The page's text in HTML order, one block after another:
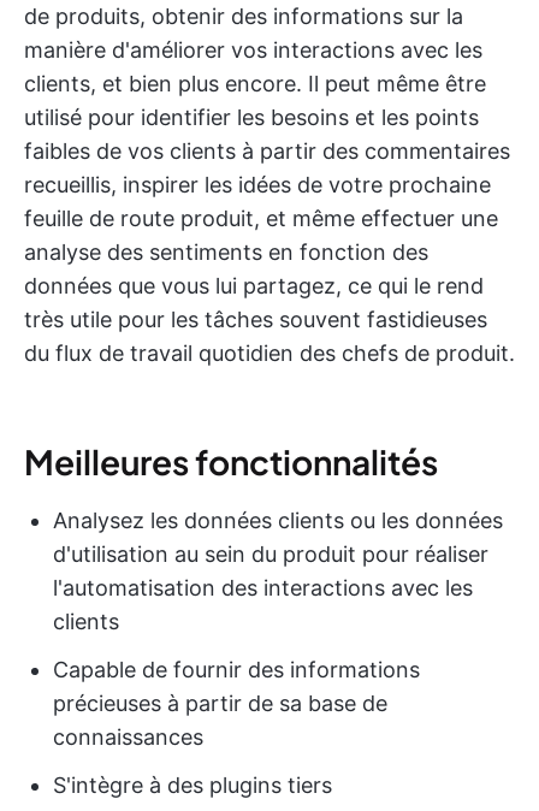
de produits, obtenir des informations sur la
manière d'améliorer vos interactions avec les
clients, et bien plus encore. Il peut même être
utilisé pour identifier les besoins et les points
faibles de vos clients à partir des commentaires
recueillis, inspirer les idées de votre prochaine
feuille de route produit, et même effectuer une
analyse des sentiments en fonction des
données que vous lui partagez, ce qui le rend
très utile pour les tâches souvent fastidieuses
du flux de travail quotidien des chefs de produit.
Meilleures fonctionnalités
Analysez les données clients ou les données
d'utilisation au sein du produit pour réaliser
l'automatisation des interactions avec les
clients
Capable de fournir des informations
précieuses à partir de sa base de
connaissances
S'intègre à des plugins tiers